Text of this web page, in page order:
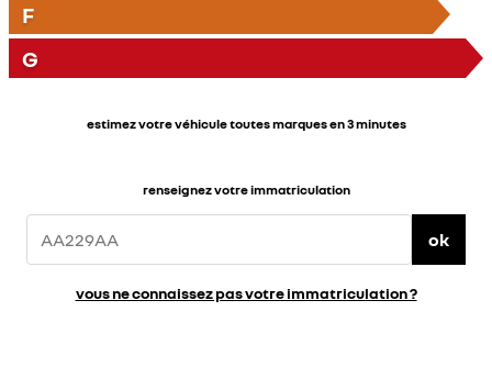
F
G
estimez votre véhicule toutes marques en 3 minutes
renseignez votre immatriculation
ok
vous ne connaissez pas votre immatriculation ?